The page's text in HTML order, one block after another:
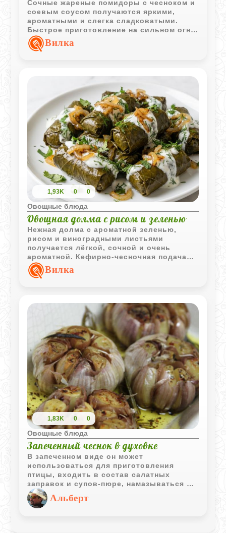
Сочные жареные помидоры с чесноком и
соевым соусом получаются яркими,
ароматными и слегка сладковатыми.
Быстрое приготовление на сильном огне
сохраняет свежий вкус овощей и делает
блюдо особенно аппетитным.
Вилка
1,93K 0 0
Овощные блюда
Овощная долма с рисом и зеленью
Нежная долма с ароматной зеленью,
рисом и виноградными листьями
получается лёгкой, сочной и очень
ароматной. Кефирно-чесночная подача
делает вкус блюда особенно свежим и
насыщенным.
Вилка
1,83K 0 0
Овощные блюда
Запеченный чеснок в духовке
В запеченном виде он может
использоваться для приготовления
птицы, входить в состав салатных
заправок и супов-пюре, намазываться на
багет для дальнейшего запекания.
Альберт